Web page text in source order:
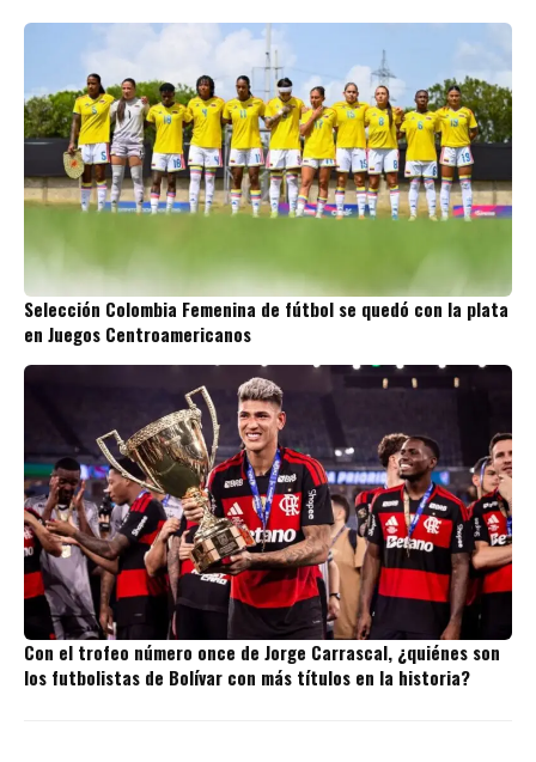
Selección Colombia Femenina de fútbol se quedó con la plata
en Juegos Centroamericanos
Con el trofeo número once de Jorge Carrascal, ¿quiénes son
los futbolistas de Bolívar con más títulos en la historia?